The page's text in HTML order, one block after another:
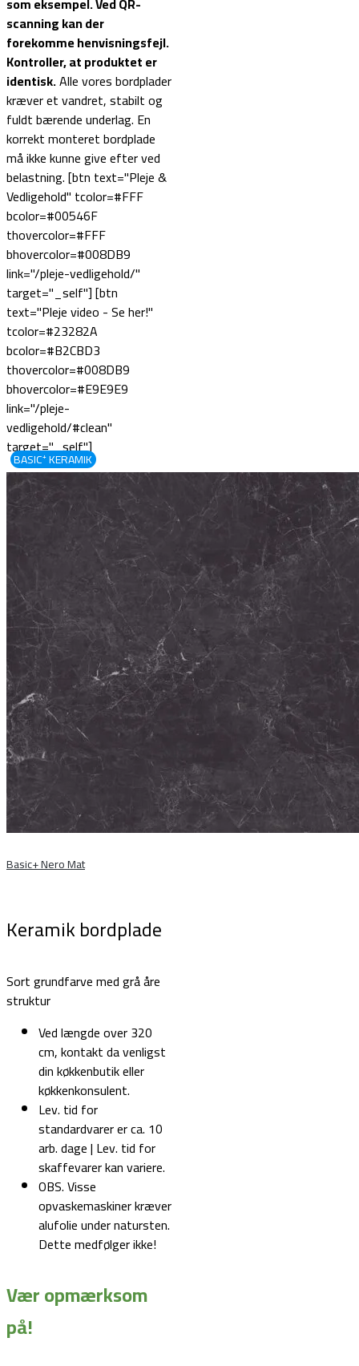
scanning kan der
forekomme henvisningsfejl.
Kontroller, at produktet er
identisk.Alle vores bordplader
kræver et vandret, stabilt og
fuldt bærende underlag. En
korrekt monteret bordplade
må ikke kunne give efter ved
belastning. [btn text="Pleje &
Vedligehold" tcolor=#FFF
bcolor=#00546F
thovercolor=#FFF
bhovercolor=#008DB9
link="/pleje-vedligehold/"
target="_self"] [btn
text="Pleje video - Se her!"
tcolor=#23282A
bcolor=#B2CBD3
thovercolor=#008DB9
bhovercolor=#E9E9E9
link="/pleje-
vedligehold/#clean"
target="_self"]
BASIC⁺ KERAMIK
Basic+ Nero Mat
Keramik bordplade
Sort grundfarve med grå åre
struktur
Ved længde over 320
cm, kontakt da venligst
din køkkenbutik eller
køkkenkonsulent.
Lev. tid for
standardvarer er ca. 10
arb. dage | Lev. tid for
skaffevarer kan variere.
OBS. Visse
opvaskemaskiner kræver
alufolie under natursten.
Dette medfølger ikke!
Vær opmærksom
på!